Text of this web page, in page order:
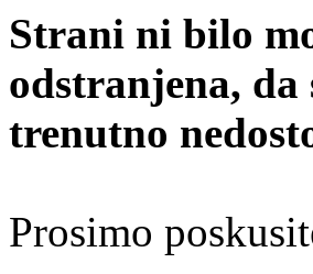
Strani ni bilo
odstranjena, da
trenutno
Prosimo